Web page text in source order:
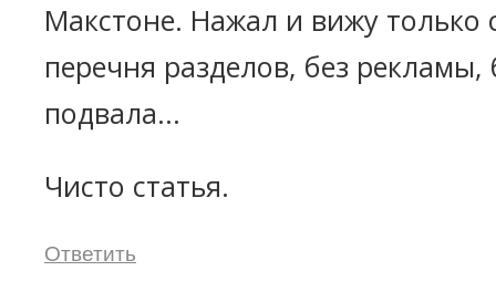
Макстоне. Нажал и вижу только
перечня разделов, без
подвала...
Чисто статья.
Ответить